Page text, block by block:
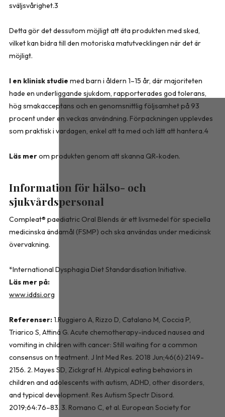
sväljsvårighet.3
Detta gör det dessutom möjligt att äta produkten med sked,
vilket kan bidra till den motoriska matutvecklingen när det är
möjligt.
I en klinisk studie med barn i åldern 1–15 år, där majoriteten
hade en underliggande sjukdom, rapporterades god tolerans,
hög smakacceptans och en genomsnittlig följsamhet på 93
procent under en veckas användning. Förpackningen upplevdes
som praktisk i vardagen, enkel att ta med och lätt att hantera.4
Läs merom produkten genom att skanna QR-koden.
Information för hälso- och
sjukvårdspersonal
Compleat® paediatric Oral Blends är ett livsmedel för speciella
medicinska ändamål (FSMP) och ska användas under medicinsk
övervakning.
*International Dysphagia Diet Standardisation Initiative.
Läs mer på:
www.iddsi.org
Referenser:1.Ruggiero A, Rizzo D, Catalano M, Coccia P,
Triarico S, Attiná G. Acute chemotherapy-induced nausea and
vomiting in children with cancer: Still waiting for a common
consensus on treatment. J Int Med Res. 2018 Jun;46(6):2149-
2156. 2. Mayes SD, Zickgraf H. Atypical eating behaviors in
children and adolescents with autism, ADHD, other disorders,
and typical development. Res Autism Spectr Disord.
2019;64:76–83. 3. Romano C, et al. European Society for